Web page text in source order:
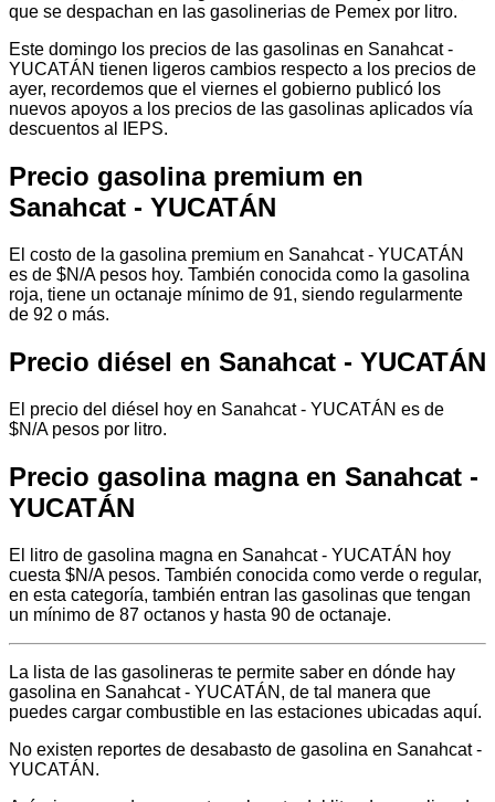
que se despachan en las gasolinerias de Pemex por litro.
Este domingo los precios de las gasolinas en Sanahcat -
YUCATÁN tienen ligeros cambios respecto a los precios de
ayer, recordemos que el viernes el gobierno publicó los
nuevos apoyos a los precios de las gasolinas aplicados vía
descuentos al IEPS.
Precio gasolina premium en
Sanahcat - YUCATÁN
El costo de la gasolina premium en Sanahcat - YUCATÁN
es de $N/A pesos hoy. También conocida como la gasolina
roja, tiene un octanaje mínimo de 91, siendo regularmente
de 92 o más.
Precio diésel en Sanahcat - YUCATÁN
El precio del diésel hoy en Sanahcat - YUCATÁN es de
$N/A pesos por litro.
Precio gasolina magna en Sanahcat -
YUCATÁN
El litro de gasolina magna en Sanahcat - YUCATÁN hoy
cuesta $N/A pesos. También conocida como verde o regular,
en esta categoría, también entran las gasolinas que tengan
un mínimo de 87 octanos y hasta 90 de octanaje.
La lista de las gasolineras te permite saber en dónde hay
gasolina en Sanahcat - YUCATÁN, de tal manera que
puedes cargar combustible en las estaciones ubicadas aquí.
No existen reportes de desabasto de gasolina en Sanahcat -
YUCATÁN.